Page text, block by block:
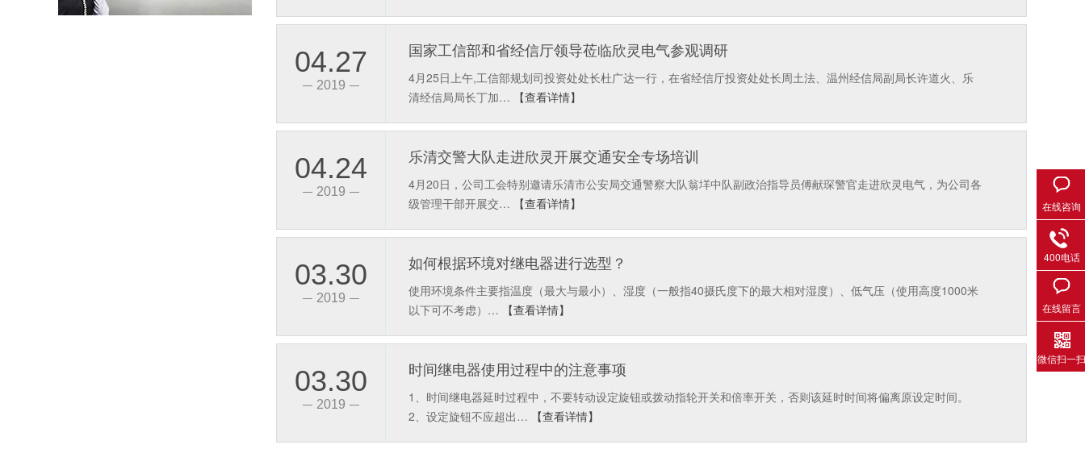
04.27
2019
国家工信部和省经信厅领导莅临欣灵电气参观调研
4月25日上午,工信部规划司投资处处长杜广达一行，在省经信厅投资处处长周土法、温州经信局副局长许道火、乐
清经信局局长丁加…
【查看详情】
04.24
2019
乐清交警大队走进欣灵开展交通安全专场培训
4月20日，公司工会特别邀请乐清市公安局交通警察大队翁垟中队副政治指导员傅献琛警官走进欣灵电气，为公司各
级管理干部开展交…
【查看详情】
03.30
2019
如何根据环境对继电器进行选型？
使用环境条件主要指温度（最大与最小）、湿度（一般指40摄氏度下的最大相对湿度）、低气压（使用高度1000米
以下可不考虑）…
【查看详情】
03.30
2019
时间继电器使用过程中的注意事项
1、时间继电器延时过程中，不要转动设定旋钮或拨动指轮开关和倍率开关，否则该延时时间将偏离原设定时间。
2、设定旋钮不应超出…
【查看详情】
在线咨询
400电话
在线留言
微信扫一扫